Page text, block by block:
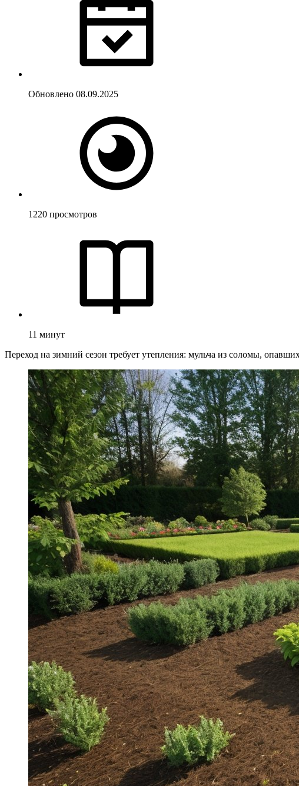
Обновлено 08.09.2025
1220 просмотров
11 минут
Переход на зимний сезон требует утепления: мульча из соломы,